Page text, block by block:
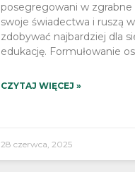
posegregowani w zgrabne
swoje świadectwa i ruszą
zdobywać najbardziej dla
edukację. Formułowanie
CZYTAJ WIĘCEJ »
28 czerwca, 2025